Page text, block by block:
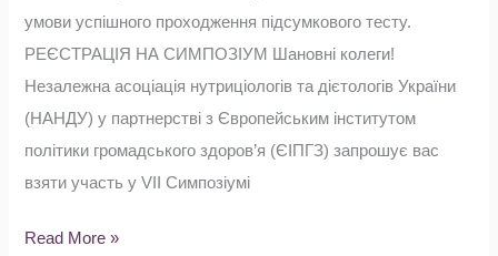
умови успішного проходження підсумкового тесту.
РЕЄСТРАЦІЯ НА СИМПОЗІУМ Шановні колеги!
Незалежна асоціація нутриціологів та дієтологів України
(НАНДУ) у партнерстві з Європейським інститутом
політики громадського здоров’я (ЄІПГЗ) запрошує вас
взяти участь у VII Симпозіумі
Read More »